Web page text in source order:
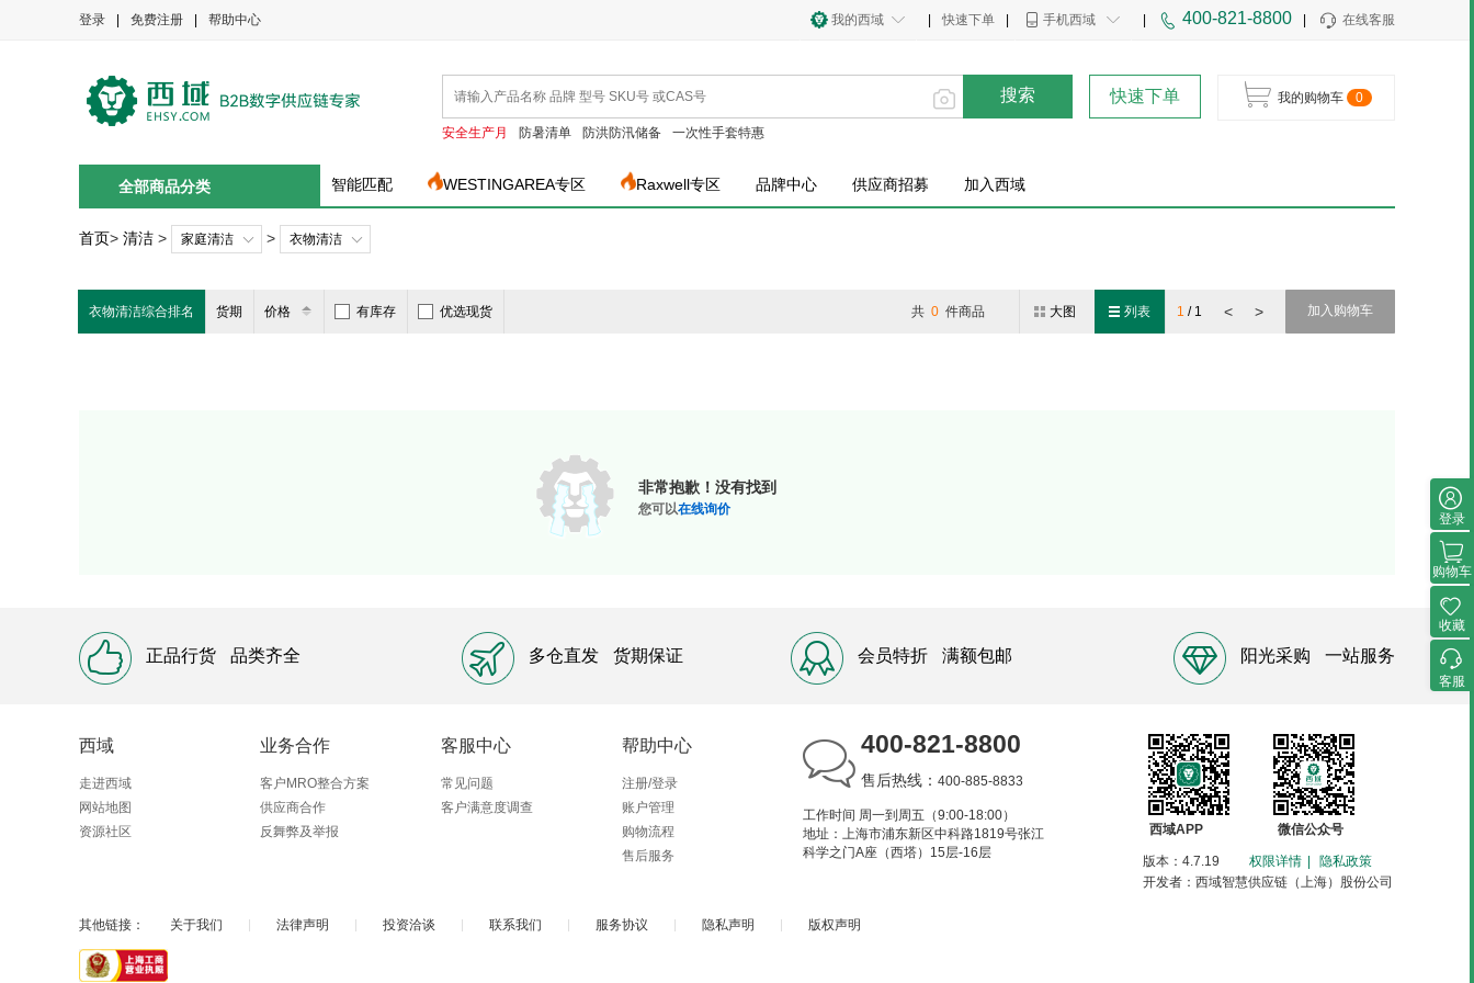
登录 免费注册 帮助中心 在线客服
400-821-8800
手机西域
快速下单
我的西域
搜索
安全生产月 防暑清单 防洪防汛储备 一次性手套特惠
快速下单 我的购物车 0
全部商品分类 智能匹配 WESTINGAREA专区 Raxwell专区 品牌中心 供应商招募 加入西域
首页> 清洁 > 家庭清洁 > 衣物清洁
衣物清洁综合排名 货期 价格 有库存 优选现货 加入购物车
< >
1 / 1
大图 列表
共0 件商品
非常抱歉！没有找到
您可以在线询价
正品行货 品类齐全 多仓直发 货期保证 会员特折 满额包邮 阳光采购 一站服务
西域
走进西域
网站地图
资源社区
业务合作
客户MRO整合方案
供应商合作
反舞弊及举报
客服中心
常见问题
客户满意度调查
帮助中心
注册/登录
账户管理
购物流程
售后服务
400-821-8800
售后热线： 400-885-8833
工作时间 周一到周五（9:00-18:00）
地址：上海市浦东新区中科路1819号张江
科学之门A座（西塔）15层-16层
微信公众号
西域APP
版本：4.7.19 权限详情
隐私政策
开发者：西域智慧供应链（上海）股份公司
其他链接： 关于我们 法律声明 投资洽谈 联系我们 服务协议 隐私声明 版权声明
登录
购物车
收藏
客服